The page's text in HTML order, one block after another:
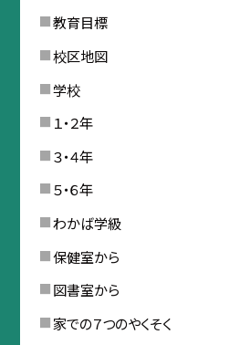
教育目標
校区地図
学校
１・２年
３・４年
５・６年
わかば学級
保健室から
図書室から
家での７つのやくそく